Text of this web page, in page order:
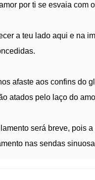
por ti se esvaia com
a teu lado aqui e na
afaste aos confins do
atados pelo laço do
será breve, pois
nas sendas